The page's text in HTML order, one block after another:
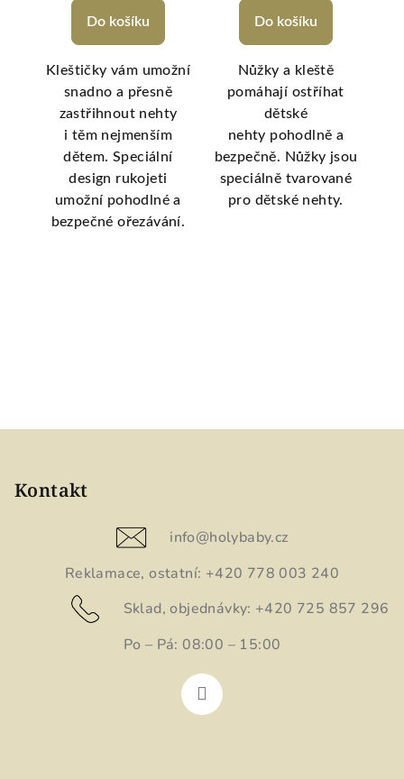
Do košíku
Kleštičky vám umožní
snadno a přesně
zastřihnout nehty
i těm nejmenším
dětem. Speciální
design rukojeti
umožní pohodlné a
bezpečné ořezávání.
Do košíku
Nůžky a kleště
pomáhají ostříhat
dětské
nehty pohodlně a
bezpečně. Nůžky jsou
speciálně tvarované
pro dětské nehty.
Kontakt
info@holybaby.cz
Reklamace, ostatní: +420 778 003 240
Sklad, objednávky: +420 725 857 296
Po – Pá: 08:00 – 15:00